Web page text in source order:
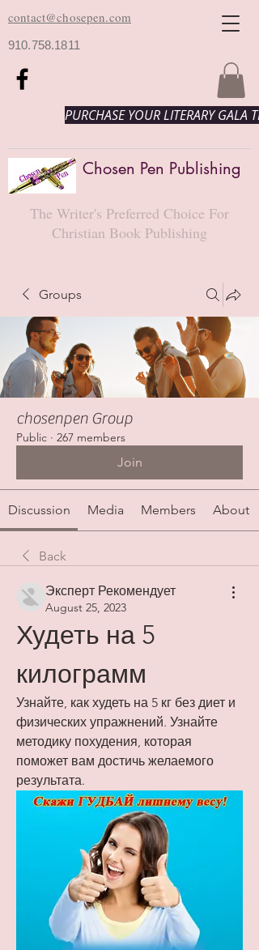
contact@chosepen.com
910.758.1811
PURCHASE YOUR LITERARY GALA
Chosen Pen Publishing
The Writer's Preferred Choice For
Christian Book Publishing
Groups
chosenpen Group
Public · 267 members
Join
Discussion Media Members About
Back
Эксперт Рекомендует
August 25, 2023
Худеть на 5
килограмм
Узнайте, как худеть на 5 кг без диет и
физических упражнений. Узнайте
методику похудения, которая
поможет вам достичь желаемого
результата.